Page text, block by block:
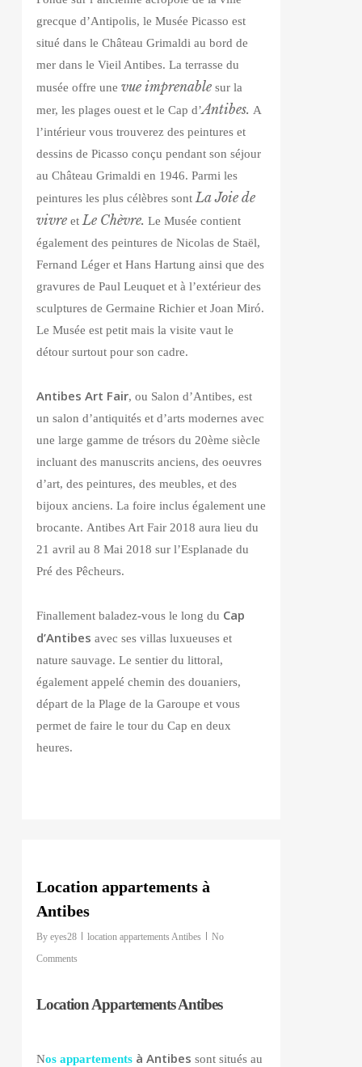
grecque d’Antipolis, le Musée Picasso est
situé dans le Château Grimaldi au bord de
mer dans le Vieil Antibes. La terrasse du
musée offre une vue imprenablesur la
mer, les plages ouest et le Cap d’Antibes. A
l’intérieur vous trouverez des peintures et
dessins de Picasso conçu pendant son séjour
au Château Grimaldi en 1946. Parmi les
peintures les plus célèbres sont La Joie de
vivreet Le Chèvre. Le Musée contient
également des peintures de Nicolas de Staël,
Fernand Léger et Hans Hartung ainsi que des
gravures de Paul Leuquet et à l’extérieur des
sculptures de Germaine Richier et Joan Miró.
Le Musée est petit mais la visite vaut le
détour surtout pour son cadre.
Antibes Art Fair, ou Salon d’Antibes, est
un salon d’antiquités et d’arts modernes avec
une large gamme de trésors du 20ème siècle
incluant des manuscrits anciens, des oeuvres
d’art, des peintures, des meubles, et des
bijoux anciens. La foire inclus également une
brocante. Antibes Art Fair 2018 aura lieu du
21 avril au 8 Mai 2018 sur l’Esplanade du
Pré des Pêcheurs.
Finallement baladez-vous le long du Cap
d’Antibes avec ses villas luxueuses et
nature sauvage. Le sentier du littoral,
également appelé chemin des douaniers,
départ de la Plage de la Garoupe et vous
permet de faire le tour du Cap en deux
heures.
Location appartements à
Antibes
By eyes28 location appartements Antibes
No
Comments
Location Appartements Antibes
Nos appartements à Antibes sont situés au